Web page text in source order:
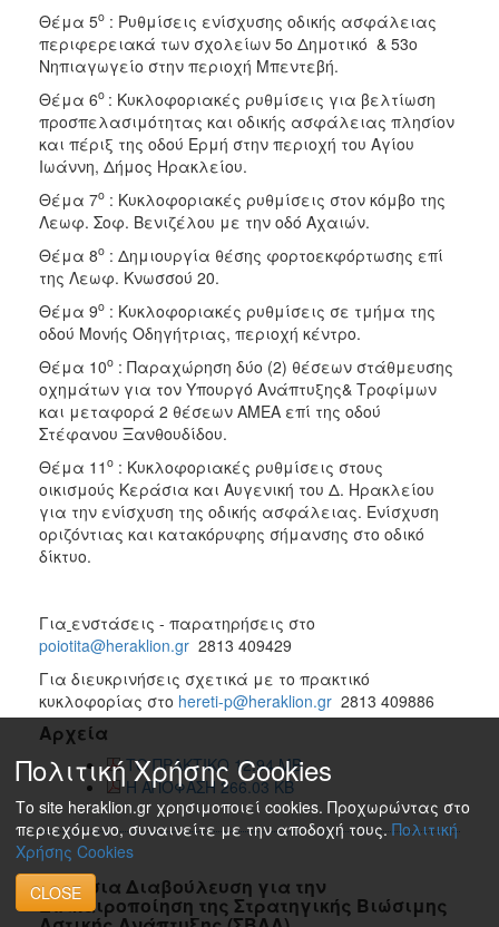
Θέμα 5ο : Ρυθμίσεις ενίσχυσης οδικής ασφάλειας
περιφερειακά των σχολείων 5ο Δημοτικό & 53o
Νηπιαγωγείο στην περιοχή Μπεντεβή.
Θέμα 6ο : Κυκλοφοριακές ρυθμίσεις για βελτίωση
προσπελασιμότητας και οδικής ασφάλειας πλησίον
και πέριξ της οδού Ερμή στην περιοχή του Αγίου
Ιωάννη, Δήμος Ηρακλείου.
Θέμα 7ο : Κυκλοφοριακές ρυθμίσεις στον κόμβο της
Λεωφ. Σοφ. Βενιζέλου με την οδό Αχαιών.
Θέμα 8ο : Δημιουργία θέσης φορτοεκφόρτωσης επί
της Λεωφ. Κνωσσού 20.
Θέμα 9ο : Κυκλοφοριακές ρυθμίσεις σε τμήμα της
οδού Μονής Οδηγήτριας, περιοχή κέντρο.
Θέμα 10ο : Παραχώρηση δύο (2) θέσεων στάθμευσης
οχημάτων για τον Υπουργό Ανάπτυξης& Τροφίμων
και μεταφορά 2 θέσεων ΑΜΕΑ επί της οδού
Στέφανου Ξανθουδίδου.
Θέμα 11 ο : Κυκλοφοριακές ρυθμίσεις στους
οικισμούς Κεράσια και Αυγενική του Δ. Ηρακλείου
για την ενίσχυση της οδικής ασφάλειας. Ενίσχυση
οριζόντιας και κατακόρυφης σήμανσης στο οδικό
δίκτυο.
Για ενστάσεις - παρατηρήσεις στο
poiotita@heraklion.gr 2813 409429
Για διευκρινήσεις σχετικά με το πρακτικό
κυκλοφορίας στο hereti-p@heraklion.gr 2813 409886
Αρχεία
ΤΟ ΠΡΑΚΤΙΚΟ 12.94 MB
Η ΑΠΟΦΑΣΗ 266.03 KB
Δημόσια Διαβούλευση για την
Επικαιροποίηση της Στρατηγικής Βιώσιμης
Πολιτική Χρήσης Cookies
Το site heraklion.gr χρησιμοποιεί cookies. Προχωρώντας στο
περιεχόμενο, συναινείτε με την αποδοχή τους.Πολιτική
Χρήσης Cookies
CLOSE